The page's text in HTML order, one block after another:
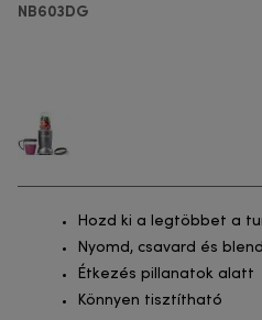
NB603DG
Hozd ki a legtöbbet a
Nyomd, csavard és blend
Étkezés pillanatok alatt
Könnyen tisztítható